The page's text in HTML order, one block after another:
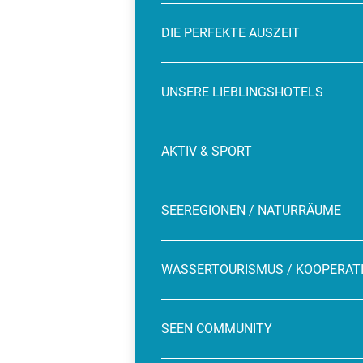
DIE PERFEKTE AUSZEIT
UNSERE LIEBLINGSHOTELS
AKTIV & SPORT
SEEREGIONEN / NATURRÄUME
WASSERTOURISMUS /
SEEN COMMUNITY